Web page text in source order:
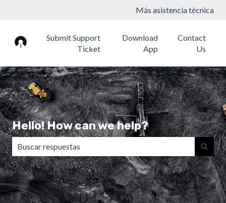
Más asistencia técnica
Submit Support
Ticket
Download
App
Contact
Us
Hello! How can we help?
No hay sugerencias porque el campo de búsqueda está